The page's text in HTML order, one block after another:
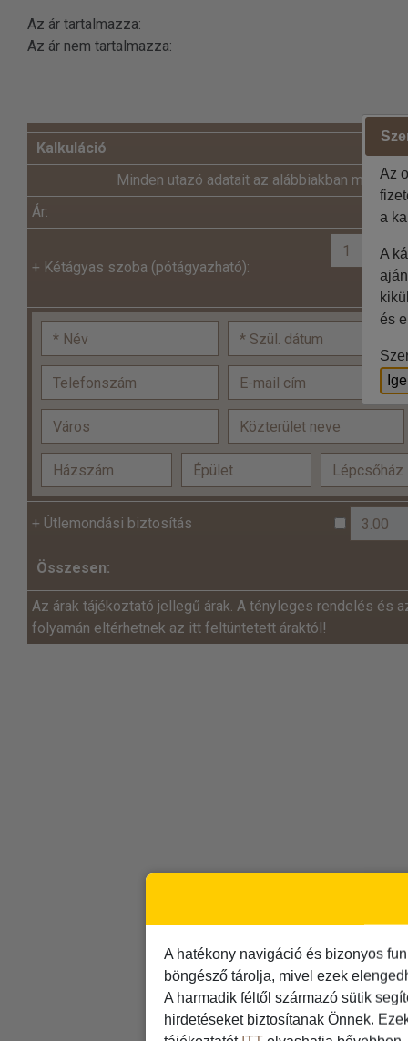
Az ár tartalmazza:
Az ár nem tartalmazza:
Kalkuláció
Minden utazó adatait az alábbiakban
Ár:
+ Kétágyas szoba (pótágyazható):
+ Útlemondási biztosítás
Összesen:
Az árak tájékoztató jellegű árak. A tényleges rendelés és
folyamán eltérhetnek az itt feltüntetett áraktól!
A hatékony navigáció és bizonyos
böngésző tárolja, mivel ezek
A harmadik féltől származó sütik
hirdetéseket biztosítanak Önnek.
Az
a
A
és